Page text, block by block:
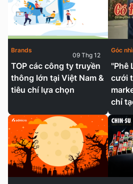
TOP các công ty truyền
thông lớn tại Việt Nam &
tiêu chí lựa chọn
Brands
09 Thg 12
"Phê
cưới
chỉ
Góc